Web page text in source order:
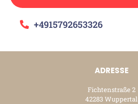
+4915792653326
ADRESSE
Fichtenstraße 2
42283 Wuppertal